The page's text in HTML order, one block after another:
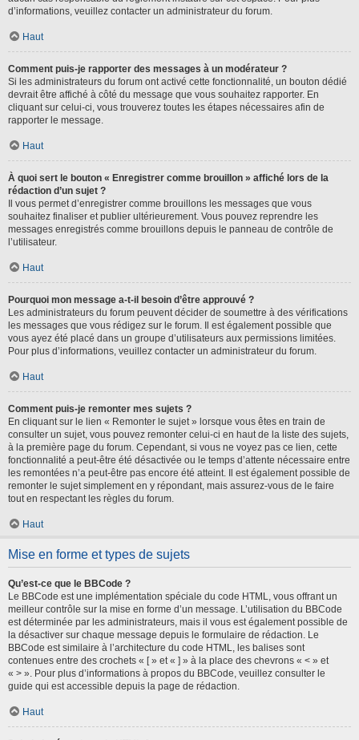
d’informations, veuillez contacter un administrateur du forum.
Haut
Comment puis-je rapporter des messages à un modérateur ?
Si les administrateurs du forum ont activé cette fonctionnalité, un bouton dédié
devrait être affiché à côté du message que vous souhaitez rapporter. En
cliquant sur celui-ci, vous trouverez toutes les étapes nécessaires afin de
rapporter le message.
Haut
À quoi sert le bouton « Enregistrer comme brouillon » affiché lors de la
rédaction d’un sujet ?
Il vous permet d’enregistrer comme brouillons les messages que vous
souhaitez finaliser et publier ultérieurement. Vous pouvez reprendre les
messages enregistrés comme brouillons depuis le panneau de contrôle de
l’utilisateur.
Haut
Pourquoi mon message a-t-il besoin d’être approuvé ?
Les administrateurs du forum peuvent décider de soumettre à des vérifications
les messages que vous rédigez sur le forum. Il est également possible que
vous ayez été placé dans un groupe d’utilisateurs aux permissions limitées.
Pour plus d’informations, veuillez contacter un administrateur du forum.
Haut
Comment puis-je remonter mes sujets ?
En cliquant sur le lien « Remonter le sujet » lorsque vous êtes en train de
consulter un sujet, vous pouvez remonter celui-ci en haut de la liste des sujets,
à la première page du forum. Cependant, si vous ne voyez pas ce lien, cette
fonctionnalité a peut-être été désactivée ou le temps d’attente nécessaire entre
les remontées n’a peut-être pas encore été atteint. Il est également possible de
remonter le sujet simplement en y répondant, mais assurez-vous de le faire
tout en respectant les règles du forum.
Haut
Mise en forme et types de sujets
Qu’est-ce que le BBCode ?
Le BBCode est une implémentation spéciale du code HTML, vous offrant un
meilleur contrôle sur la mise en forme d’un message. L’utilisation du BBCode
est déterminée par les administrateurs, mais il vous est également possible de
la désactiver sur chaque message depuis le formulaire de rédaction. Le
BBCode est similaire à l’architecture du code HTML, les balises sont
contenues entre des crochets « [ » et « ] » à la place des chevrons « < » et
« > ». Pour plus d’informations à propos du BBCode, veuillez consulter le
guide qui est accessible depuis la page de rédaction.
Haut